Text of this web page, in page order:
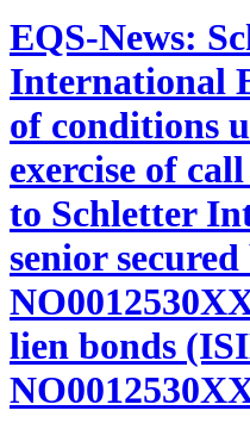
EQS-News:
International
of conditions
exercise of
to Schletter
senior
lien bonds